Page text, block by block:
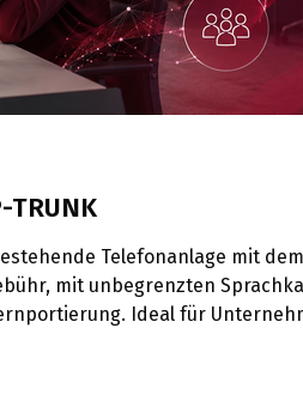
Telefonanlage mit
mit unbegrenzten
Ideal für